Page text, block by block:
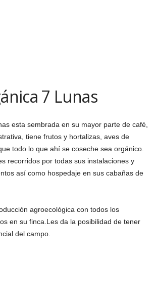
7 Lunas
esta sembrada en su mayor parte de café,
tiene frutos y hortalizas, aves de
todo lo que ahí se coseche sea orgánico.
recorridos por todas sus instalaciones y
así como hospedaje en sus cabañas de
agroecológica con todos los
en su finca.Les da la posibilidad de tener
del campo.